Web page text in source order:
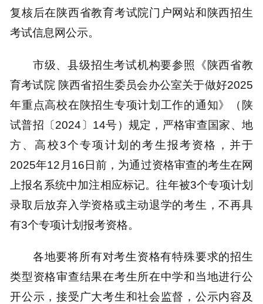
复核后在陕西省教育考试院门户网站和陕西招生
考试信息网公示。
市级、县级招生考试机构要参照《陕西省教
育考试院 陕西省招生委员会办公室关于做好2025
年重点高校在陕招生专项计划工作的通知》（陕
试普招〔2024〕14号）规定，严格审查国家、地
方、高校3个专项计划的考生报考资格，并于
2025年12月16日前，为通过资格审查的考生在网
上报名系统中加注相应标记。往年被3个专项计划
录取后放弃入学资格或主动退学的考生，不再具
有3个专项计划报考资格。
各地要将所有对考生资格有特殊要求的招生
类型资格审查结果在考生所在中学和当地进行公
开公示，接受广大考生和社会监督，公示内容及